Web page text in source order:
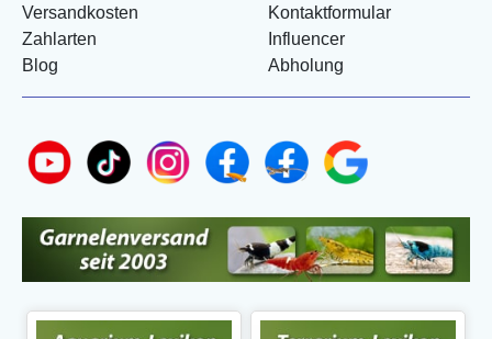
Versandkosten
Zahlarten
Blog
Kontaktformular
Influencer
Abholung